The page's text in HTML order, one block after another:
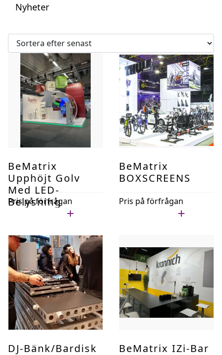
Nyheter
BeMatrix
Upphöjt Golv
Med LED-
Belysning
Pris på förfrågan
BeMatrix
BOXSCREENS
Pris på förfrågan
DJ-Bänk/Bardisk
BeMatrix IZi-Bar